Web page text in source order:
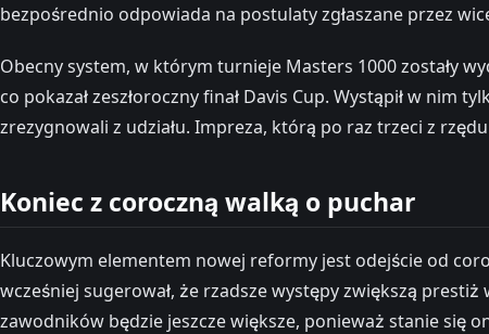
bezpośrednio odpowiada na postulaty zgłaszane przez
Obecny system, w którym turnieje Masters 1000 zostały
co pokazał zeszłoroczny finał Davis Cup. Wystąpił w nim
zrezygnowali z udziału. Impreza, którą po raz trzeci z
Koniec z coroczną walką o puchar
Kluczowym elementem nowej reformy jest odejście od
wcześniej sugerował, że rzadsze występy zwiększą
zawodników będzie jeszcze większe, ponieważ stanie się